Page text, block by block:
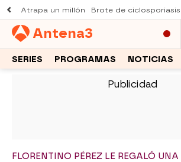
Atrapa un millón Brote de ciclosporiasis
Antena3
SERIES PROGRAMAS NOTICIAS
FLORENTINO PÉREZ LE REGALÓ